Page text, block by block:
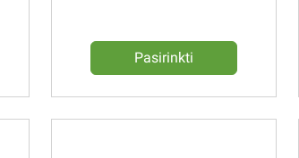
Pasirinkti